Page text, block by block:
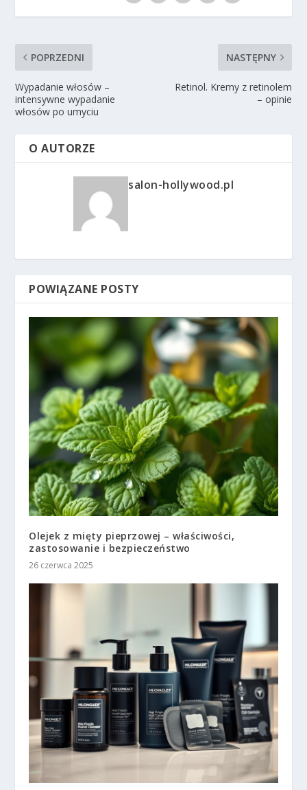
POPRZEDNI
Wypadanie włosów –
intensywne wypadanie
włosów po umyciu
NASTĘPNY
Retinol. Kremy z retinolem
– opinie
O AUTORZE
salon-hollywood.pl
POWIĄZANE POSTY
Olejek z mięty pieprzowej – właściwości,
zastosowanie i bezpieczeństwo
26 czerwca 2025